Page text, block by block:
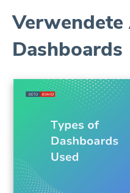
Dashboards